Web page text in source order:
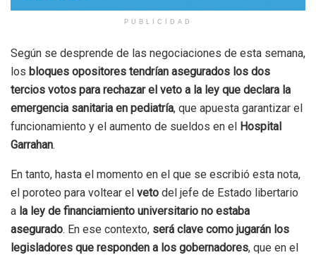
PUBLICIDAD
Según se desprende de las negociaciones de esta semana,
los bloques opositores tendrían asegurados los dos
tercios votos para rechazar el veto a la ley que declara la
emergencia sanitaria en pediatría, que apuesta garantizar el
funcionamiento y el aumento de sueldos en el Hospital
Garrahan.
En tanto, hasta el momento en el que se escribió esta nota,
el poroteo para voltear el veto del jefe de Estado libertario
a la ley de financiamiento universitario no estaba
asegurado. En ese contexto, será clave como jugarán los
legisladores que responden a los gobernadores, que en el